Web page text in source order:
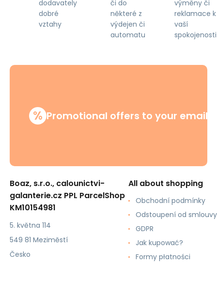
dodavately
dobré
vztahy
či do
některé z
výdejen či
automatu
výměny či
reklamace k
vaší
spokojenosti
% Promotional offers to your email
Boaz, s.r.o., calounictvi-
galanterie.cz PPL ParcelShop
KM10154981
5. května 114
549 81 Meziměstí
Česko
All about shopping
Obchodní podmínky
Odstoupení od smlouvy
GDPR
Jak kupować?
Formy płatności